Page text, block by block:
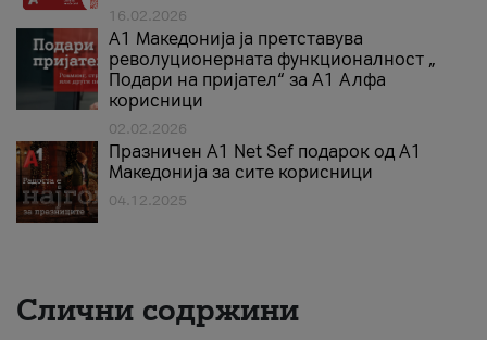
16.02.2026
А1 Македонија ја претставува
револуционерната функционалност „
Подари на пријател“ за А1 Алфа
корисници
02.02.2026
Празничен A1 Net Sеf подарок од А1
Македонија за сите корисници
04.12.2025
Слични содржини